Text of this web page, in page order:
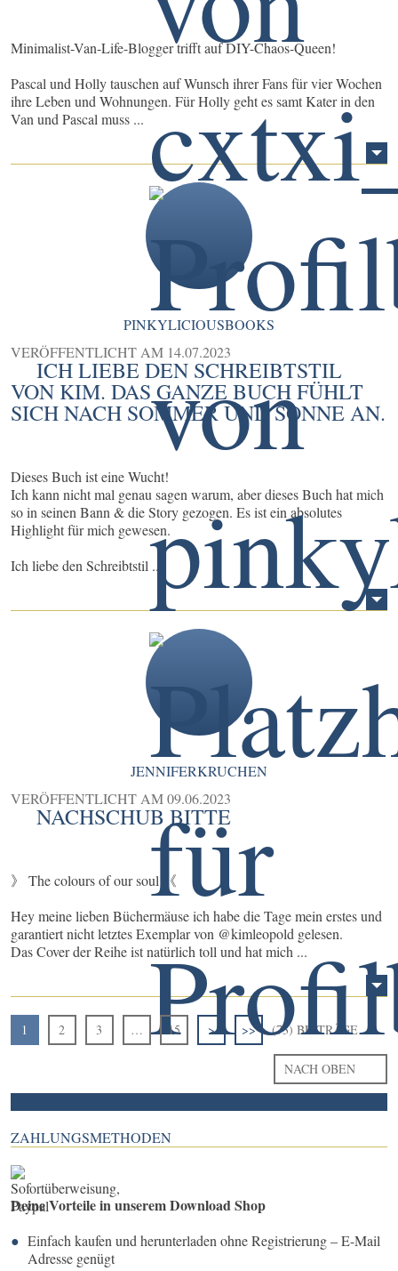
Minimalist-Van-Life-Blogger trifft auf DIY-Chaos-Queen!
Pascal und Holly tauschen auf Wunsch ihrer Fans für vier Wochen
ihre Leben und Wohnungen. Für Holly geht es samt Kater in den
Van und Pascal muss ...
PINKYLICIOUSBOOKS
VERÖFFENTLICHT AM 14.07.2023
ICH LIEBE DEN SCHREIBTSTIL
VON KIM. DAS GANZE BUCH FÜHLT
SICH NACH SOMMER UND SONNE AN.
Dieses Buch ist eine Wucht!
Ich kann nicht mal genau sagen warum, aber dieses Buch hat mich
so in seinen Bann & die Story gezogen. Es ist ein absolutes
Highlight für mich gewesen.
Ich liebe den Schreibtstil ...
JENNIFERKRUCHEN
VERÖFFENTLICHT AM09.06.2023
NACHSCHUB BITTE
》 The colours of our soul 《
Hey meine lieben Büchermäuse ich habe die Tage mein erstes und
garantiert nicht letztes Exemplar von @kimleopold gelesen.
Das Cover der Reihe ist natürlich toll und hat mich ...
1 2 3 … 15 > >> (73) BEITRÄGE
NACH OBEN
ZAHLUNGSMETHODEN
Deine Vorteile in unserem Download Shop
Einfach kaufen und herunterladen ohne Registrierung – E-Mail
Adresse genügt